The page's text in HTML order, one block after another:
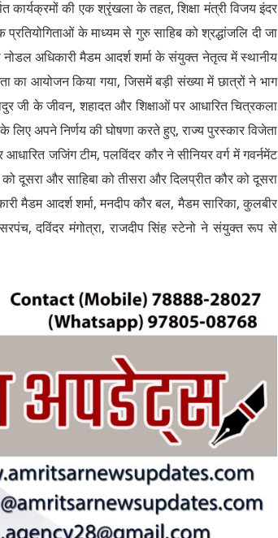
कार्यक्रमों की एक श्रृंखला के तहत, शिक्षा मंत्री विजय इंदर
के माध्यम से गुरु साहिब को श्रद्धांजलि दी जा
नोडल अधिकारी मैडम आदर्श शर्मा के संयुक्त नेतृत्व में स्थानीय
का आयोजन किया गया, जिसमें बड़ी संख्या में छात्रों ने भाग
जी के जीवन, शहादत और शिक्षाओं पर आधारित चित्रकला
अपने निर्णय की घोषणा करते हुए, राज्य पुरस्कार विजेता
जजिंग टीम, पलविंदर कौर ने सीनियर वर्ग में गवर्नमेंट
दूसरा और साहिबा को तीसरा और दिलप्रीत कौर को दूसरा
मैडम आदर्श शर्मा, मनदीप कौर बल, मैडम सारिका, कुलबीर
दविंदर मंगोत्रा, राजदीप सिंह स्टेनो ने संयुक्त रूप से